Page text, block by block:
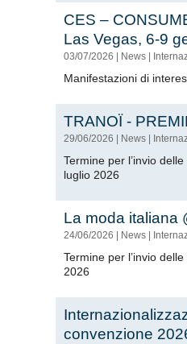
CES –
Las Vegas, 6-9
03/07/2026 | News |
Manifestazioni di
TRANOÏ -
29/06/2026 | News |
Termine per l’invio
luglio 2026
La moda italiana
24/06/2026 News
Termine per l’invio
2026
convenzione